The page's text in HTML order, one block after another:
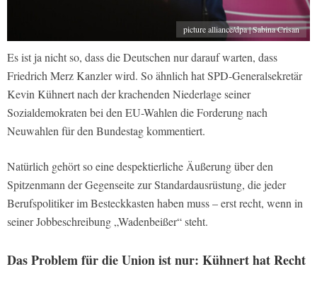
picture alliance/dpa | Sabina Crisan
Es ist ja nicht so, dass die Deutschen nur darauf warten, dass
Friedrich Merz Kanzler wird. So ähnlich hat SPD-Generalsekretär
Kevin Kühnert nach der krachenden Niederlage seiner
Sozialdemokraten bei den EU-Wahlen die Forderung nach
Neuwahlen für den Bundestag kommentiert.
Natürlich gehört so eine despektierliche Äußerung über den
Spitzenmann der Gegenseite zur Standardausrüstung, die jeder
Berufspolitiker im Besteckkasten haben muss – erst recht, wenn in
seiner Jobbeschreibung „Wadenbeißer“ steht.
Das Problem für die Union ist nur: Kühnert hat Recht